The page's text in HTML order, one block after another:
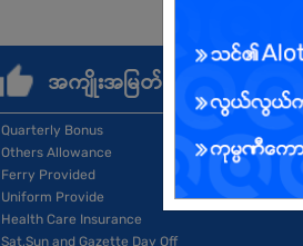
အကျိုးအမြတ်
Quarterly Bonus
Others Allowance
Ferry Provided
Uniform Provide
Health Care Insurance
Sat,Sun and Gazette Day Off